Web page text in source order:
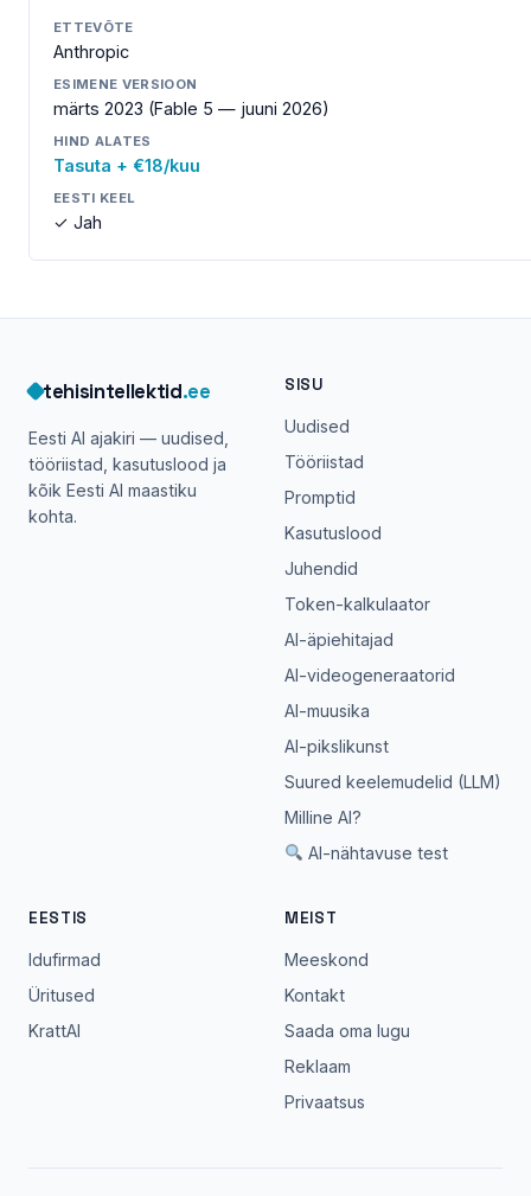
ETTEVÕTE
Anthropic
ESIMENE VERSIOON
märts 2023 (Fable 5 — juuni 2026)
HIND ALATES
Tasuta + €18/kuu
EESTI KEEL
✓ Jah
tehisintellektid.ee
Eesti AI ajakiri — uudised,
tööriistad, kasutuslood ja
kõik Eesti AI maastiku
kohta.
SISU
Uudised
Tööriistad
Promptid
Kasutuslood
Juhendid
Token-kalkulaator
AI-äpiehitajad
AI-videogeneraatorid
AI-muusika
AI-pikslikunst
Suured keelemudelid (LLM)
Milline AI?
AI-nähtavuse test
EESTIS
Idufirmad
Üritused
KrattAI
MEIST
Meeskond
Kontakt
Saada oma lugu
Reklaam
Privaatsus